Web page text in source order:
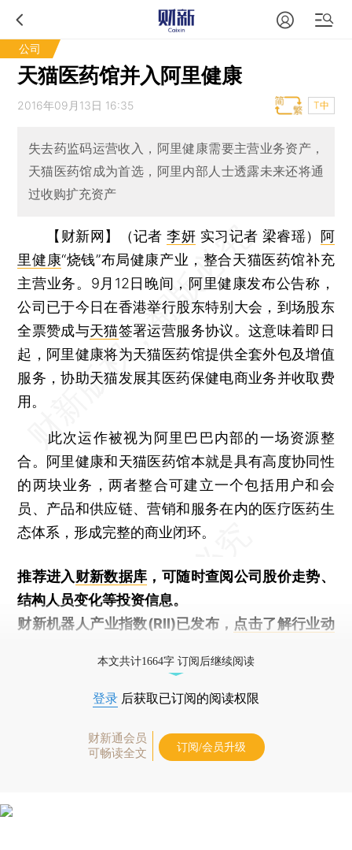
公司
天猫医药馆并入阿里健康
2016年09月13日 16:35 T中
失去药监码运营收入，阿里健康需要主营业务资产，
天猫医药馆成为首选，阿里内部人士透露未来还将通
过收购扩充资产
【财新网】（记者李妍 实习记者 梁睿瑶） 阿
里健康“烧钱”布局健康产业，整合天猫医药馆补充
主营业务。9月12日晚间，阿里健康发布公告称，
公司已于今日在香港举行股东特别大会，到场股东
全票赞成与天猫签署运营服务协议。这意味着即日
起，阿里健康将为天猫医药馆提供全套外包及增值
服务，协助天猫发展其医药保健电商业务并收取费
用。
此次运作被视为阿里巴巴内部的一场资源整
合。阿里健康和天猫医药馆本就是具有高度协同性
的两块业务，两者整合可建立一个包括用户和会
员、产品和供应链、营销和服务在内的医疗医药生
态体系，形成完整的商业闭环。
推荐进入财新数据库 ，可随时查阅公司股价走势、
结构人员变化等投资信息。
财新机器人产业指数(RII)已发布， 点击了解行业动
本文共计1664字 订阅后继续阅读
登录 后获取已订阅的阅读权限
财新通会员
可畅读全文
订阅/会员升级